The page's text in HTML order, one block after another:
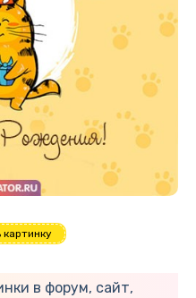
картинку
в форум, сайт,